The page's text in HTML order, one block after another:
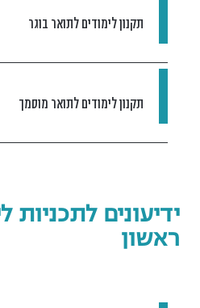
תקנון לימודים לתואר בוגר
תקנון לימודים לתואר מוסמך
ידיעונים לתכניות
ראשון